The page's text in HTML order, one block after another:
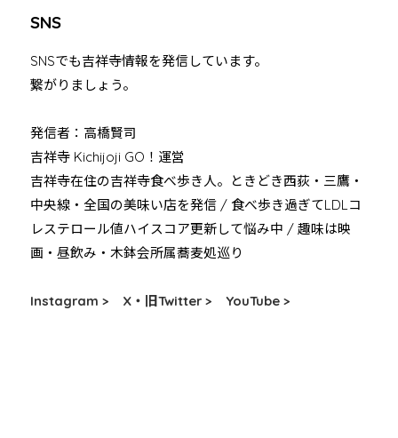
SNS
SNSでも吉祥寺情報を発信しています。
繋がりましょう。
発信者：高橋賢司
吉祥寺 Kichijoji GO！運営
吉祥寺在住の吉祥寺食べ歩き人。ときどき西荻・三鷹・
中央線・全国の美味い店を発信 / 食べ歩き過ぎてLDLコ
レステロール値ハイスコア更新して悩み中 / 趣味は映
画・昼飲み・木鉢会所属蕎麦処巡り
Instagram > X・旧Twitter > YouTube >